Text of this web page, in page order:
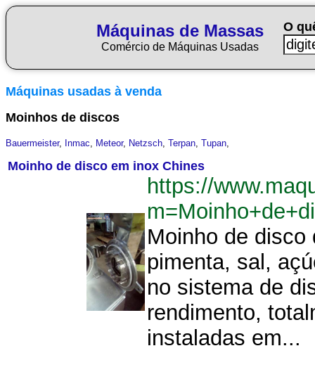
Máquinas de Massas
Comércio de Máquinas Usadas
O
Máquinas usadas à venda
Moinhos de discos
Bauermeister, Inmac, Meteor, Netzsch, Terpan, Tupan,
Moinho de disco em inox Chines
https://
Moinho de
pimenta, sal,
no sistema de
rendimento,
instaladas em...